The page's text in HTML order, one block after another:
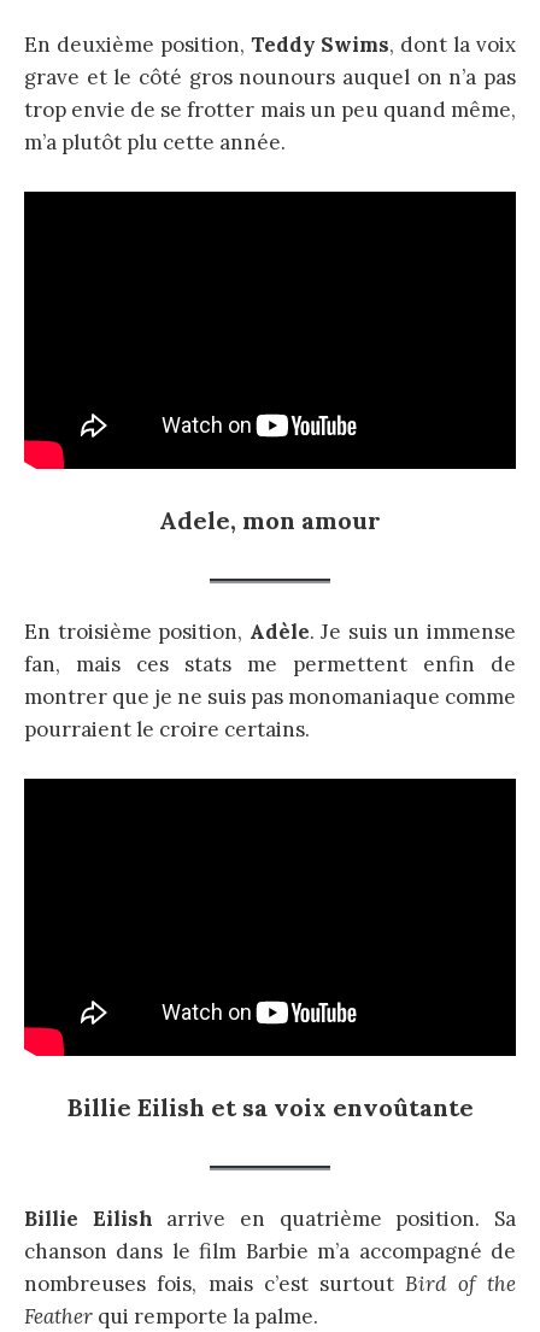
En deuxième position, Teddy Swims, dont la voix
grave et le côté gros nounours auquel on n’a pas
trop envie de se frotter mais un peu quand même,
m’a plutôt plu cette année.
Adele, mon amour
En troisième position, Adèle. Je suis un immense
fan, mais ces stats me permettent enfin de
montrer que je ne suis pas monomaniaque comme
pourraient le croire certains.
Billie Eilish et sa voix envoûtante
Billie Eilish arrive en quatrième position. Sa
chanson dans le film Barbie m’a accompagné de
nombreuses fois, mais c’est surtoutBird of the
Feather qui remporte la palme.